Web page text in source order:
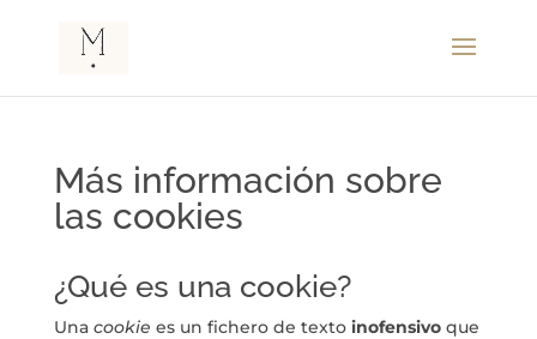
Más información sobre
las cookies
¿Qué es una cookie?
Una cookie es un fichero de texto inofensivoque